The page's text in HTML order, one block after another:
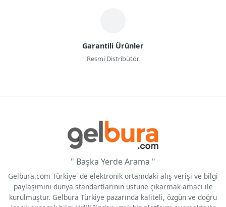
Garantili Ürünler
Resmi Distribütör
" Başka Yerde Arama "
Gelbura.com Türkiye' de elektronik ortamdaki alış verişi ve bilgi
paylaşımını dünya standartlarının üstüne çıkarmak amacı ile
kurulmuştur. Gelbura Türkiye pazarında kaliteli, özgün ve doğru